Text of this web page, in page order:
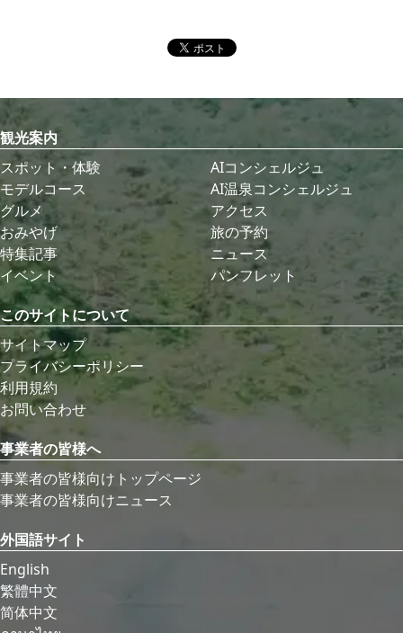
観光案内
スポット・体験
モデルコース
グルメ
おみやげ
特集記事
イベント
AIコンシェルジュ
AI温泉コンシェルジュ
アクセス
旅の予約
ニュース
パンフレット
このサイトについて
サイトマップ
プライバシーポリシー
利用規約
お問い合わせ
事業者の皆様へ
事業者の皆様向けトップページ
事業者の皆様向けニュース
外国語サイト
English
繁體中文
简体中文